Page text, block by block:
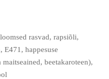
rasvad, rapsiõli,
happesuse
beetakaroteen),